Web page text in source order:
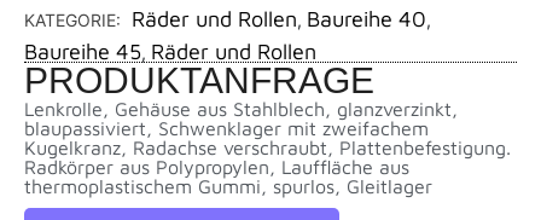
KATEGORIE:
Räder und Rollen, Baureihe 40,
Baureihe 45, Räder und Rollen
PRODUKTANFRAGE
Lenkrolle, Gehäuse aus Stahlblech, glanzverzinkt,
blaupassiviert, Schwenklager mit zweifachem
Kugelkranz, Radachse verschraubt, Plattenbefestigung.
Radkörper aus Polypropylen, Lauffläche aus
thermoplastischem Gummi, spurlos, Gleitlager